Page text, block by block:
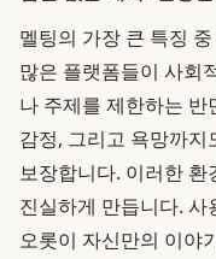
멜팅의 가장 큰 특징
많은 플랫폼들이 사회
나 주제를 제한하는 반
감정, 그리고 욕망까
보장합니다. 이러한
진실하게 만듭니다.
오롯이 자신만의 이야